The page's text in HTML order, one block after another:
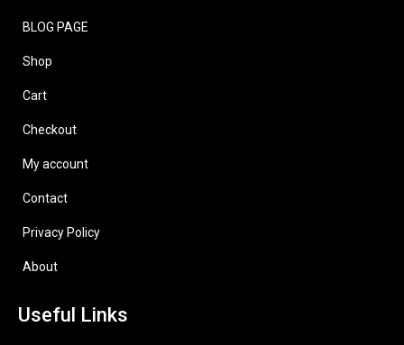
BLOG PAGE
Shop
Cart
Checkout
My account
Contact
Privacy Policy
About
Useful Links